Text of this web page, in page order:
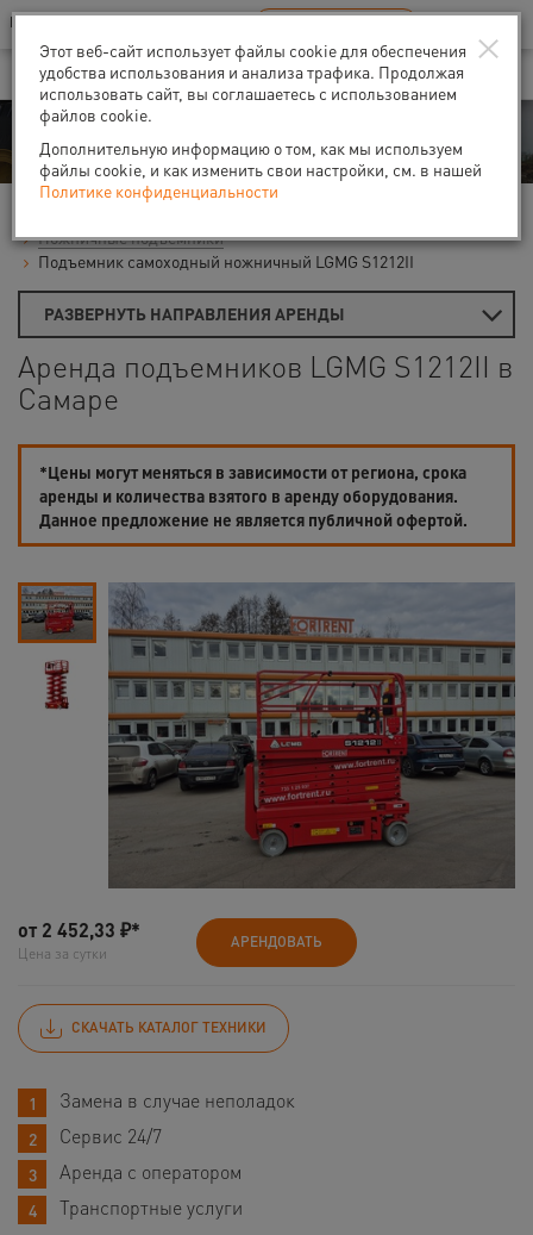
Ваш город:Самара
В Вашем регионе нет наших офисов RU EN
Аренда
Ножничные подъемники
Подъемник самоходный ножничный LGMG S1212II
РАЗВЕРНУТЬ НАПРАВЛЕНИЯ АРЕНДЫ
Аренда подъемников LGMG S1212II в
Самаре
*Цены могут меняться в зависимости от региона, срока
аренды и количества взятого в аренду оборудования.
Данное предложение не является публичной офертой.
от 2 452,33 ₽*
Цена за сутки
АРЕНДОВАТЬ
СКАЧАТЬ КАТАЛОГ ТЕХНИКИ
Замена в случае неполадок
Сервис 24/7
Аренда с оператором
Транспортные услуги
×
Этот веб-сайт использует файлы cookie для обеспечения
удобства использования и анализа трафика. Продолжая
использовать сайт, вы соглашаетесь с использованием
файлов cookie.
Дополнительную информацию о том, как мы используем
файлы cookie, и как изменить свои настройки, см. в нашей
Политике конфиденциальности